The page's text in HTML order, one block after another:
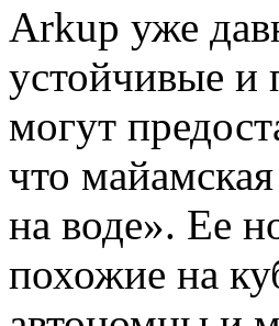
Arkup уже
устойчивые и
могут
что
на воде». Ее
похожие на